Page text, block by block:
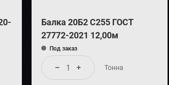
Балка 20Б2 С255 ГОСТ
27772-2021 12,00м
Под заказ
Тонна